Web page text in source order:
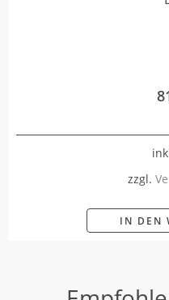
zzgl.
IN DEN